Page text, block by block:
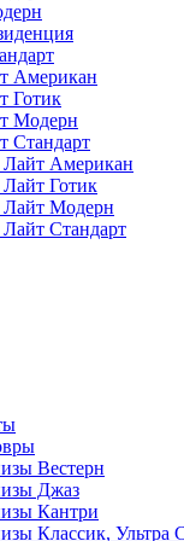
Американ
Готик
Модерн
Стандарт
Американ
Готик
Модерн
Стандарт
Вестерн
Джаз
Кантри
Классик, Ультра